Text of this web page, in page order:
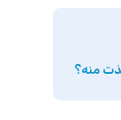
منه؟